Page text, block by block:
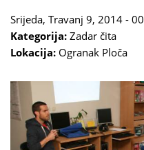
Srijeda, Travanj 9, 2014 -
Kategorija: Zadar čita
Lokacija: Ogranak Ploča